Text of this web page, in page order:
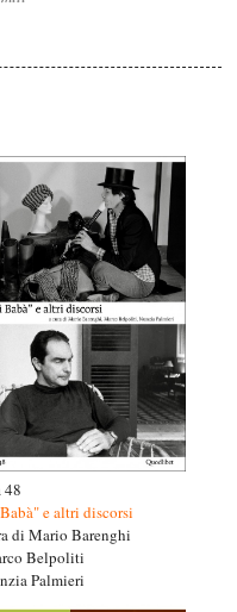
48
e altri discorsi
di Mario Barenghi
Belpoliti
Palmieri